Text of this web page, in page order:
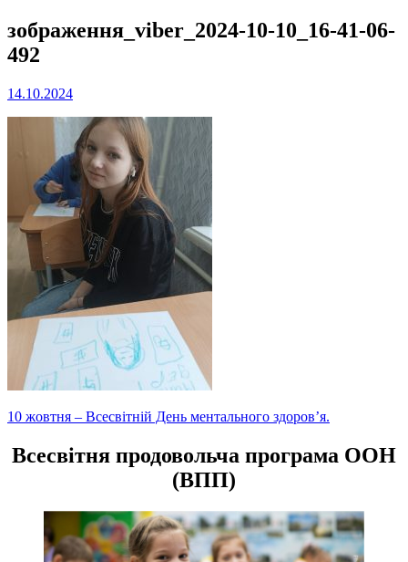
зображення_viber_2024-10-10_16-41-06-
492
14.10.2024
Навігація
записів
10 жовтня – Всесвітній День ментального здоров’я.
Всесвітня продовольча програма ООН
(ВПП)